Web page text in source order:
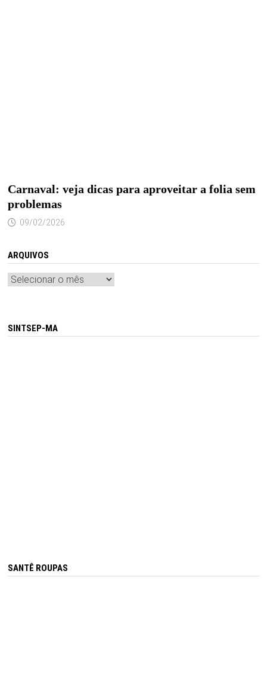
Carnaval: veja dicas para aproveitar a folia sem
problemas
09/02/2026
ARQUIVOS
Arquivos
SINTSEP-MA
SANTÊ ROUPAS